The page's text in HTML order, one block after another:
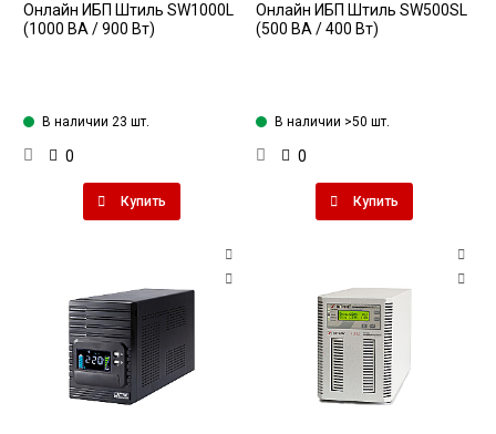
Онлайн ИБП Штиль SW1000L
(1000 ВА / 900 Вт)
В наличии 23 шт.
0
Купить
Онлайн ИБП Штиль SW500SL
(500 ВА / 400 Вт)
В наличии >50 шт.
0
Купить